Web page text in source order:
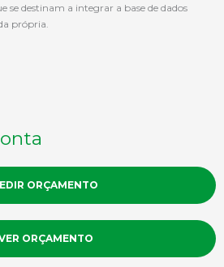
se destinam a integrar a base de dados
própria.
ORÇAMENTO
ORÇAMENTO